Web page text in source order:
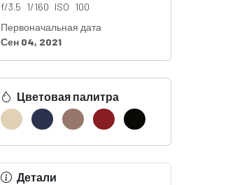
f/3.5 1/160 ISO 100
Первоначальная дата
Сен 04, 2021
Цветовая палитра
Детали